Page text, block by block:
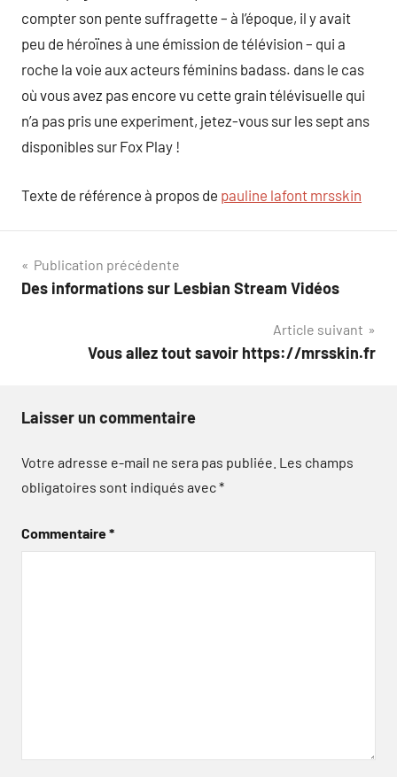
compter son pente suffragette – à l’époque, il y avait
peu de héroïnes à une émission de télévision – qui a
roche la voie aux acteurs féminins badass. dans le cas
où vous avez pas encore vu cette grain télévisuelle qui
n’a pas pris une experiment, jetez-vous sur les sept ans
disponibles sur Fox Play !
Texte de référence à propos de pauline lafont mrsskin
Navigation
de
Publication précédente
Des informations sur Lesbian Stream Vidéos
Article suivant
Vous allez tout savoir https://mrsskin.fr
Laisser un commentaire
Votre adresse e-mail ne sera pas publiée. Les champs
obligatoires sont indiqués avec*
Commentaire*